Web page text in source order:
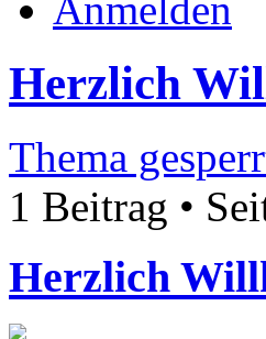
Herzlich
Thema
1 Beitrag •
Herzlich